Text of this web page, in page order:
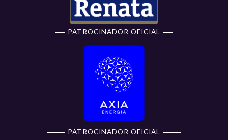
PATROCINADOR OFICIAL
PATROCINADOR OFICIAL